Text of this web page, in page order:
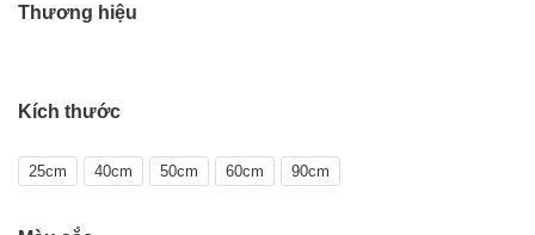
Thương hiệu
Kích thước
25cm 40cm 50cm 60cm 90cm